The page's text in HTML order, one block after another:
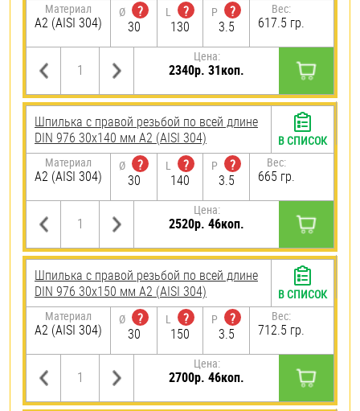
Материал
А2 (AISI 304)
Ø
?
30
L
?
130
P
?
3.5
Вес:
617.5 гр.
Цена:
2340р. 31коп.
Шпилька с правой резьбой по всей длине
DIN 976 30х140 мм А2 (AISI 304)
Материал
А2 (AISI 304)
Ø
?
30
L
?
140
P
?
3.5
Вес:
665 гр.
Цена:
2520р. 46коп.
В СПИСОК
Шпилька с правой резьбой по всей длине
DIN 976 30х150 мм А2 (AISI 304)
Материал
А2 (AISI 304)
Ø
?
30
L
?
150
P
?
3.5
Вес:
712.5 гр.
Цена:
2700р. 46коп.
В СПИСОК